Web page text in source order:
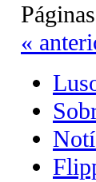
«